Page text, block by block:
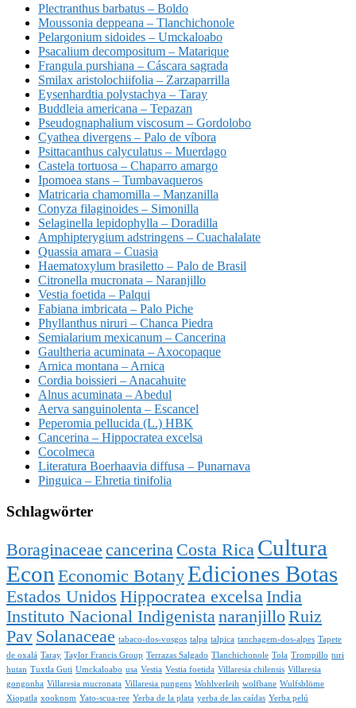
Plectranthus barbatus – Boldo
Moussonia deppeana – Tlanchichonole
Pelargonium sidoides – Umckaloabo
Psacalium decompositum – Matarique
Frangula purshiana – Cáscara sagrada
Smilax aristolochiifolia – Zarzaparrilla
Eysenhardtia polystachya – Taray
Buddleia americana – Tepazan
Pseudognaphalium viscosum – Gordolobo
Cyathea divergens – Palo de víbora
Psittacanthus calyculatus – Muerdago
Castela tortuosa – Chaparro amargo
Ipomoea stans – Tumbavaqueros
Matricaria chamomilla – Manzanilla
Conyza filaginoides – Simonilla
Selaginella lepidophylla – Doradilla
Amphipterygium adstringens – Cuachalalate
Quassia amara – Cuasia
Haematoxylum brasiletto – Palo de Brasil
Citronella mucronata – Naranjillo
Vestia foetida – Palqui
Fabiana imbricata – Palo Piche
Phyllanthus niruri – Chanca Piedra
Semialarium mexicanum – Cancerina
Gaultheria acuminata – Axocopaque
Arnica montana – Arnica
Cordia boissieri – Anacahuite
Alnus acuminata – Abedul
Aerva sanguinolenta – Escancel
Peperomia pellucida (L.) HBK
Cancerina – Hippocratea excelsa
Cocolmeca
Literatura Boerhaavia diffusa – Punarnava
Pinguica – Ehretia tinifolia
Schlagwörter
Boraginaceae cancerina Costa Rica Cultura
Econ Economic BotanyEdiciones Botas
Estados Unidos Hippocratea excelsaIndia
Instituto Nacional IndigenistanaranjilloRuiz
Pav Solanaceae tabaco-dos-vosgos talpa talpica tanchagem-dos-alpes Tapete
de oxalá Taray Taylor Francis Group Terrazas Salgado Tlanchichonole Tola Trompillo turi
hutan Tuxtla Guti Umckaloabo usa Vestia Vestia foetida Villaresia chilensis Villaresia
gongonha Villaresia mucronata Villaresia pungens Wohlverleih wolfbane Wulfsblöme
Xiopatla xooknom Yato-scua-ree Yerba de la plata yerba de las caídas Yerba pelú